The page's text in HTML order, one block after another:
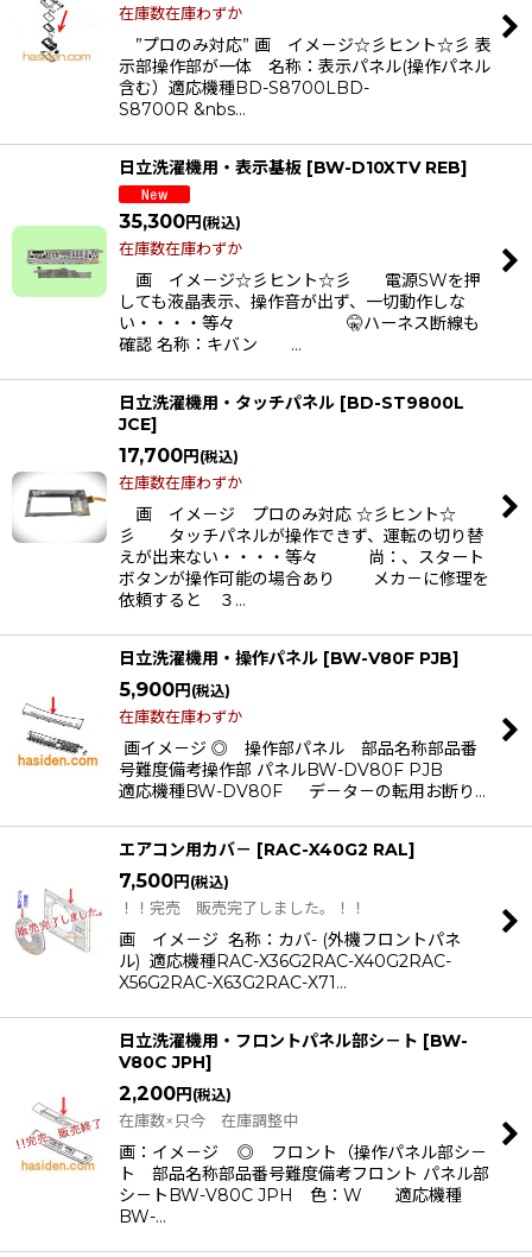
在庫数在庫わずか
”プロのみ対応” 画 イメ－ジ☆彡ヒント☆彡 表
示部操作部が一体 名称：表示パネル(操作パネル
含む）適応機種BD-S8700LBD-
S8700R &nbs…
日立洗濯機用・表示基板 [BW-D10XTV REB]
35,300円 (税込)
在庫数在庫わずか
画 イメ－ジ☆彡ヒント☆彡 電源SWを押
しても液晶表示、操作音が出ず、一切動作しな
い・・・・等々 🤫ハーネス断線も
確認 名称：キバン …
日立洗濯機用・タッチパネル [BD-ST9800L
JCE]
17,700円 (税込)
在庫数在庫わずか
画 イメ－ジ プロのみ対応 ☆彡ヒント☆
彡 タッチパネルが操作できず、運転の切り替
えが出来ない・・・・等々 尚：、スタート
ボタンが操作可能の場合あり メカ－に修理を
依頼すると ３…
日立洗濯機用・操作パネル [BW-V80F PJB]
5,900円 (税込)
在庫数在庫わずか
画イメ－ジ ◎ 操作部パネル 部品名称部品番
号難度備考操作部 パネルBW-DV80F PJB
適応機種BW-DV80F デ－タ－の転用お断り…
エアコン用カバ－ [RAC-X40G2 RAL]
7,500円 (税込)
！！完売 販売完了しました。！！
画 イメ－ジ 名称：カバ- (外機フロントパネ
ル) 適応機種RAC-X36G2RAC-X40G2RAC-
X56G2RAC-X63G2RAC-X71…
日立洗濯機用・フロントパネル部シ－ト [BW-
V80C JPH]
2,200円 (税込)
在庫数×只今 在庫調整中
画：イメ－ジ ◎ フロント（操作パネル部シ－
ト 部品名称部品番号難度備考フロント パネル部
シ－トBW-V80C JPH 色：W 適応機種
BW-…